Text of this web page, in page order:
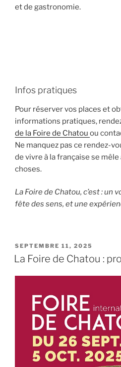
et de gastronomie.
Infos pratiques
Pour réserver vos places et
informations pratiques,
de la Foire de Chatou ou
Ne manquez pas ce rendez-
de vivre à la française se
choses.
La Foire de Chatou, c’est : un
fête des sens, et une
PUBLIÉ
LE
SEPTEMBRE 11, 2025
La Foire de Chatou :